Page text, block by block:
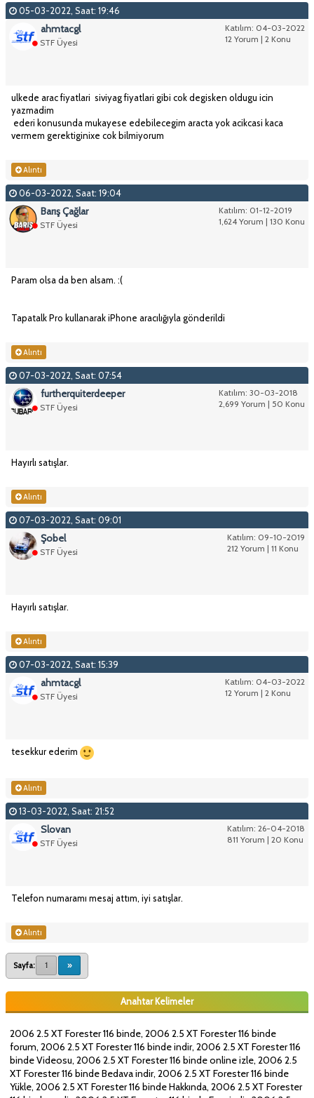
05-03-2022, Saat: 19:46
Katılım: 04-03-2022
12 Yorum | 2 Konu
ahmtacgl
STF Üyesi
ulkede arac fiyatlari siviyag fiyatlari gibi cok degisken oldugu icin
yazmadim
ederi konusunda mukayese edebilecegim aracta yok acikcasi kaca
vermem gerektiginixe cok bilmiyorum
Alıntı
06-03-2022, Saat: 19:04
Katılım: 01-12-2019
1,624 Yorum | 130 Konu
Barış Çağlar
STF Üyesi
Param olsa da ben alsam. :(
Tapatalk Pro kullanarak iPhone aracılığıyla gönderildi
Alıntı
07-03-2022, Saat: 07:54
Katılım: 30-03-2018
2,699 Yorum | 50 Konu
furtherquiterdeeper
STF Üyesi
Hayırlı satışlar.
Alıntı
07-03-2022, Saat: 09:01
Katılım: 09-10-2019
212 Yorum | 11 Konu
Şobel
STF Üyesi
Hayırlı satışlar.
Alıntı
07-03-2022, Saat: 15:39
Katılım: 04-03-2022
12 Yorum | 2 Konu
ahmtacgl
STF Üyesi
tesekkur ederim
Alıntı
13-03-2022, Saat: 21:52
Katılım: 26-04-2018
811 Yorum | 20 Konu
Slovan
STF Üyesi
Telefon numaramı mesaj attım, iyi satışlar.
Alıntı
Sayfa: 1 »
Anahtar Kelimeler
2006 2.5 XT Forester 116 binde, 2006 2.5 XT Forester 116 binde
forum, 2006 2.5 XT Forester 116 binde indir, 2006 2.5 XT Forester 116
binde Videosu, 2006 2.5 XT Forester 116 binde online izle, 2006 2.5
XT Forester 116 binde Bedava indir, 2006 2.5 XT Forester 116 binde
Yükle, 2006 2.5 XT Forester 116 binde Hakkında, 2006 2.5 XT Forester